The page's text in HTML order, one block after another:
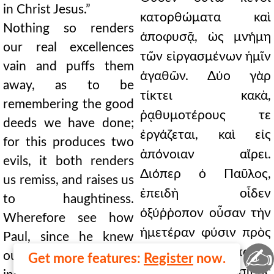
in Christ Jesus.”
Nothing so renders
our real excellences
vain and puffs them
away, as to be
remembering the good
deeds we have done;
for this produces two
evils, it both renders
us remiss, and raises us
to haughtiness.
Wherefore see how
Paul, since he knew
our nature to be easily
Get more features: Register now. ✍